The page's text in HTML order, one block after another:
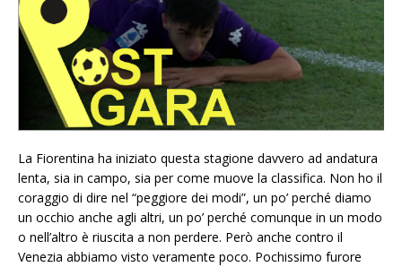
La Fiorentina ha iniziato questa stagione davvero ad andatura
lenta, sia in campo, sia per come muove la classifica. Non ho il
coraggio di dire nel “peggiore dei modi”, un po’ perché diamo
un occhio anche agli altri, un po’ perché comunque in un modo
o nell’altro è riuscita a non perdere. Però anche contro il
Venezia abbiamo visto veramente poco. Pochissimo furore